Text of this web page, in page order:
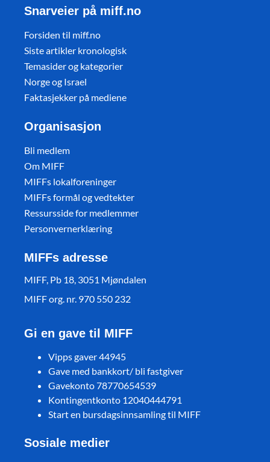
Snarveier på miff.no
Forsiden til miff.no
Siste artikler kronologisk
Temasider og kategorier
Norge og Israel
Faktasjekker på mediene
Organisasjon
Bli medlem
Om MIFF
MIFFs lokalforeninger
MIFFs formål og vedtekter
Ressursside for medlemmer
Personvernerklæring
MIFFs adresse
MIFF, Pb 18, 3051 Mjøndalen
MIFF org. nr. 970 550 232
Gi en gave til MIFF
Vipps gaver 44945
Gave med bankkort/ bli fastgiver
Gavekonto 78770654539
Kontingentkonto 12040444791
Start en bursdagsinnsamling til MIFF
Sosiale medier